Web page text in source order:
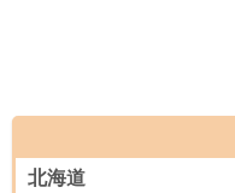
北海道